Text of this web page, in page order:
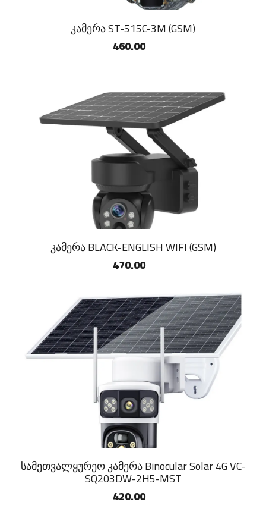
კამერა ST-515C-3M (GSM)
460.00
კამერა BLACK-ENGLISH WIFI (GSM)
470.00
სამეთვალყურეო კამერა Binocular Solar 4G VC-
SQ203DW-2H5-MST
420.00